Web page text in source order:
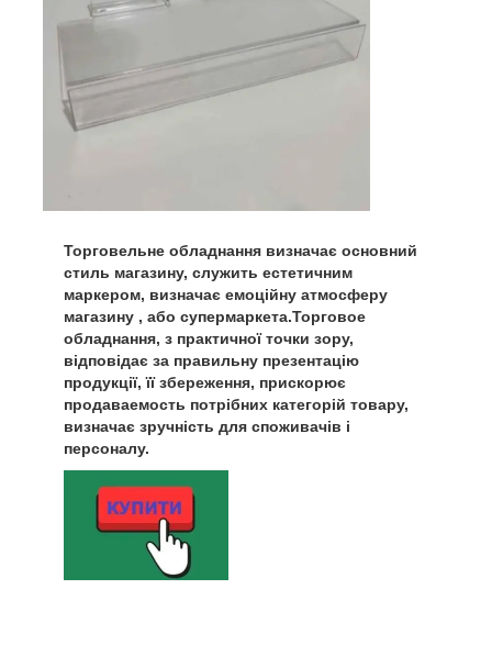
Торговельне обладнання визначає основний
стиль магазину, служить естетичним
маркером, визначає емоційну атмосферу
магазину , або супермаркета.Торговое
обладнання, з практичної точки зору,
відповідає за правильну презентацію
продукції, її збереження, прискорює
продаваемость потрібних категорій товару,
визначає зручність для споживачів і
персоналу.